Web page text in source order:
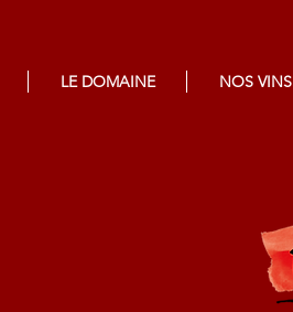
LE DOMAINE NOS VINS